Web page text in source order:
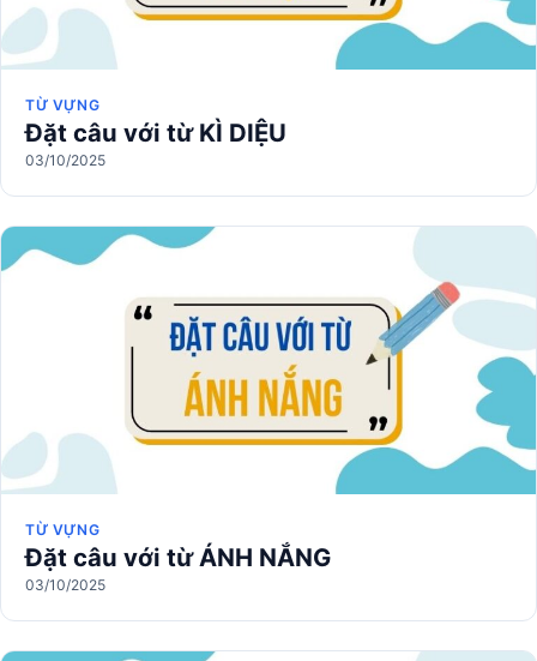
TỪ VỰNG
Đặt câu với từ KÌ DIỆU
03/10/2025
TỪ VỰNG
Đặt câu với từ ÁNH NẮNG
03/10/2025